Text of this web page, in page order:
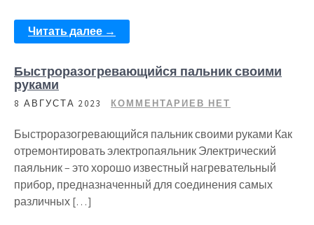
Читать далее →
Быстроразогревающийся пальник своими
руками
8 АВГУСТА 2023 КОММЕНТАРИЕВ НЕТ
Быстроразогревающийся пальник своими руками Как
отремонтировать электропаяльник Электрический
паяльник – это хорошо известный нагревательный
прибор, предназначенный для соединения самых
различных […]